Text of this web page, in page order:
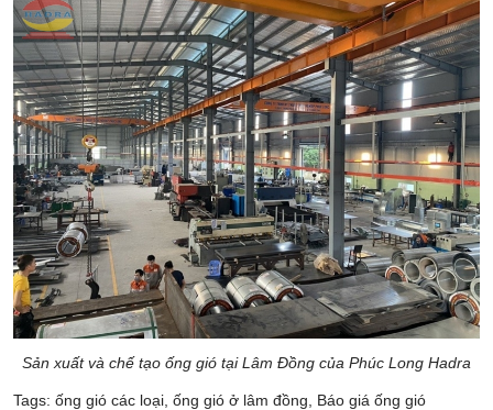
Sản xuất và chế tạo ống gió tại Lâm Đồng của Phúc Long Hadra
Tags: ống gió các loại ống gió ở lâm đồng Báo giá ống gió